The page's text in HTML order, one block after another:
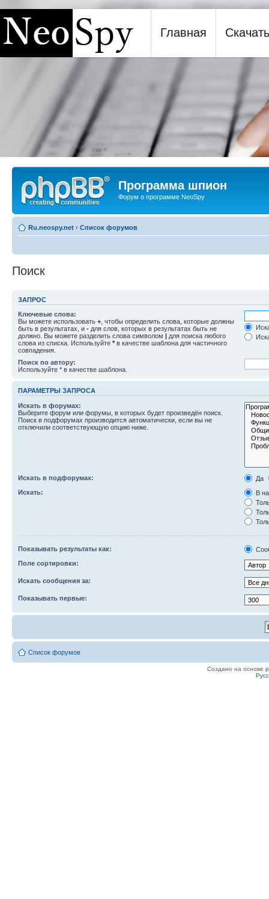
Программа шпион NeoSpy
Главная Скачать
Программа шпион
Форум о программе NeoSpy
Ru.neospy.net ‹ Список форумов
Поиск
ЗАПРОС
Ключевые слова:
Вы можете использовать + , чтобы определить слова, которые должны
быть в результатах, и - для слов, которых в результатах быть не
должно. Вы можете разделить слова символом | для поиска любого
слова из списка. Используйте * в качестве шаблона для частичного
совпадения.
Поиск по автору:
Используйте * в качестве шаблона.
ПАРАМЕТРЫ ЗАПРОСА
Искать в форумах:
Выберите форум или форумы, в которых будет произведён поиск.
Поиск в подфорумах производится автоматически, если вы не
отключили соответствующую опцию ниже.
Искать в подфорумах:
Да
Искать:
В
Показывать результаты как:
Поле сортировки:
Искать сообщения за:
Показывать первые:
Список форумов
Создано на основе